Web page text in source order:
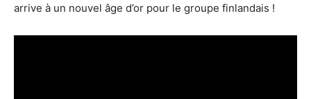
arrive à un nouvel âge d’or pour le groupe finlandais !